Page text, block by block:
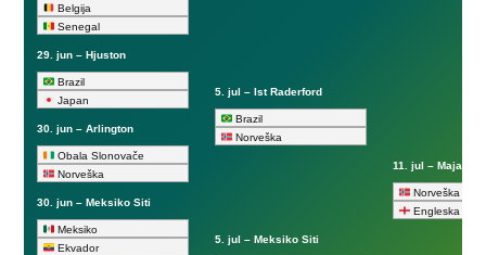
Belgija
Senegal
29. jun – Hjuston
Brazil
Japan
30. jun – Arlington
Obala Slonovače
Norveška
30. jun – Meksiko Siti
Meksiko
Ekvador
5. jul – Ist Raderford
Brazil
Norveška
5. jul – Meksiko Siti
11. jul – Majami
Norveška
Engleska